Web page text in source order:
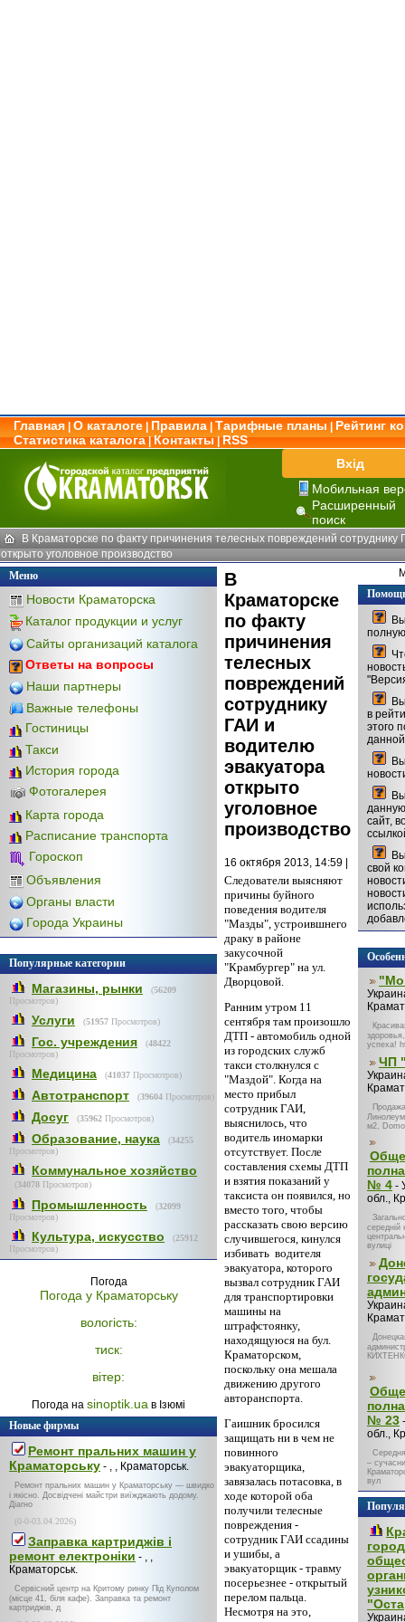
Главная О каталоге Правила Тарифные планы
Рейтинг
Статистика каталога|Контакты|RSS
Вхід
Мобильная
Расширенный
поиск
В Краматорске по факту причинения телесных повреждений сотруднику
открыто уголовное производство
Меню
Новости Краматорска
Каталог продукции и услуг
Сайты организаций каталога
Ответы на вопросы
Наши партнеры
Важные телефоны
Гостиницы
Такси
История города
Фотогалерея
Карта города
Расписание транспорта
Гороскоп
Объявления
Органы власти
Города Украины
Популярные категории
Магазины, рынки (56209
Просмотров)
Услуги (51957 Просмотров)
Гос. учреждения (48422
Просмотров)
Медицина (41037 Просмотров)
Автотранспорт (39604 Просмотров)
Досуг (35962 Просмотров)
Образование, наука (34255
Просмотров)
Коммунальное хозяйство
(34078 Просмотров)
Промышленность (32099
Просмотров)
Культура, искусство (25912
Просмотров)
Погода
Погода у Краматорську
вологість:
тиск:
вітер:
Погода на sinoptik.ua в Ізюмі
Новые фирмы
Ремонт пральних машин у
Краматорську - , , Краматорськ.
Ремонт пральних машин у Краматорську — швидко
і якісно. Досвідчені майстри виїжджають додому.
Діагно
(0-0-03.04.2026)
Заправка картриджів і
ремонт електроніки - , ,
Краматорськ.
Сервісний центр на Критому ринку Під Куполом
(місце 41, біля кафе). Заправка та ремонт
картриджів, д
В
Краматорске
по факту
причинения
телесных
повреждений
сотруднику
ГАИ и
водителю
эвакуатора
открыто
уголовное
производство
16 октября 2013, 14:59 |
Следователи выясняют
причины буйного
поведения водителя
"Мазды", устроившнего
драку в районе
закусочной
"Крамбургер" на ул.
Дворцовой.
Ранним утром 11
сентября там произошло
ДТП - автомобиль одной
из городских служб
такси столкнулся с
"Маздой". Когда на
место прибыл
сотрудник ГАИ,
выяснилось, что
водитель иномарки
отсутствует. После
составления схемы ДТП
и взятия показаний у
таксиста он появился, но
вместо того, чтобы
рассказать свою версию
случившегося, кинулся
избивать водителя
эвакуатора, которого
вызвал сотрудник ГАИ
для транспортировки
машины на
штрафстоянку,
находящуюся на бул.
Краматорском,
поскольку она мешала
движению другого
авторанспорта.
Гаишник бросился
защищать ни в чем не
повинного
эвакуаторщика,
завязалась потасовка, в
ходе которой оба
получили телесные
повреждения -
сотрудник ГАИ ссадины
и ушибы, а
эвакуаторщик - травму
посерьезнее - открытый
перелом пальца.
Несмотря на это,
в
этого
сайт,
свой
успеха!
ЧП
м2,
№ 4 -
обл.,
середній
вулиці
№ 23
обл.,
–
вул